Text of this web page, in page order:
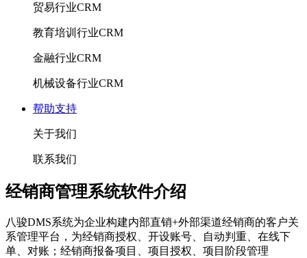
贸易行业CRM
教育培训行业CRM
金融行业CRM
机械设备行业CRM
帮助支持
关于我们
联系我们
经销商管理系统软件介绍
八骏DMS系统为企业构建内部直销+外部渠道经销商的客户关
系管理平台，为经销商授权、开设账号、自动判重、在线下
单、对账；经销商报备项目、项目授权、项目阶段管理